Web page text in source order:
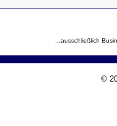
...ausschließlich
©